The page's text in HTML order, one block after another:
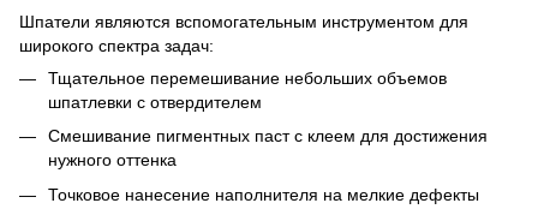
Шпатели являются вспомогательным инструментом для
широкого спектра задач:
Тщательное перемешивание небольших объемов
шпатлевки с отвердителем
Смешивание пигментных паст с клеем для достижения
нужного оттенка
Точковое нанесение наполнителя на мелкие дефекты